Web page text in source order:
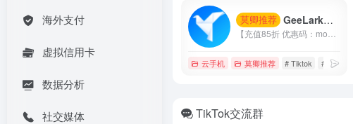
海外支付
虚拟信用卡
数据分析
社交媒体
莫卿推荐 GeeLark云手机
云手机 莫卿推荐 # Tiktok # 云手机
TikTok交流群